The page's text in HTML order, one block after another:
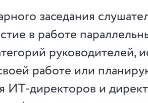
заседания
в работе
руководителей,
работе или
ИТ-директоров и